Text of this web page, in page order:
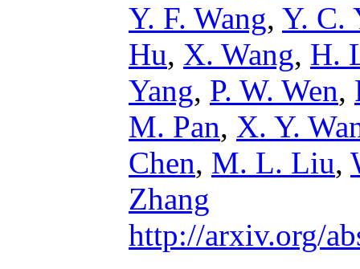
Y. F. Wang, Y. C.
Hu, X. Wang, H.
Yang, P. W. Wen,
M. Pan, X. Y.
Chen, M. L. Liu,
Zhang
http://arxiv.org/